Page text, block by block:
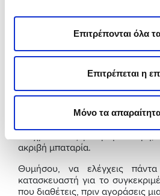
Επιτρέπονται όλα
Επιτρέπεται η
Μόνο τα
την ίδια αντοχή με μια
συνεχώς σε ανοικτή θάλασσα.
Τέλος, πρέπει να αποφασίσεις
τροφοδοσίας του σκάφους
μεγάλη χωρητικότητα. Αν
ακριβή μπαταρία.
Θυμήσου, να ελέγχεις
κατασκευαστή για το
που διαθέτεις, πριν αγοράσεις